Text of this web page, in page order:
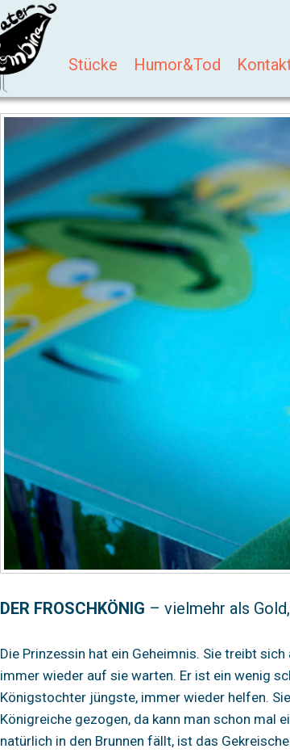
Stücke Humor&Tod
DER FROSCHKÖNIG – vielmehr als
Die Prinzessin hat ein Geheimnis. Sie treibt
immer wieder auf sie warten. Er ist ein wenig
Königstochter jüngste, immer wieder helfen.
Königreiche gezogen, da kann man schon mal
natürlich in den Brunnen fällt, ist das